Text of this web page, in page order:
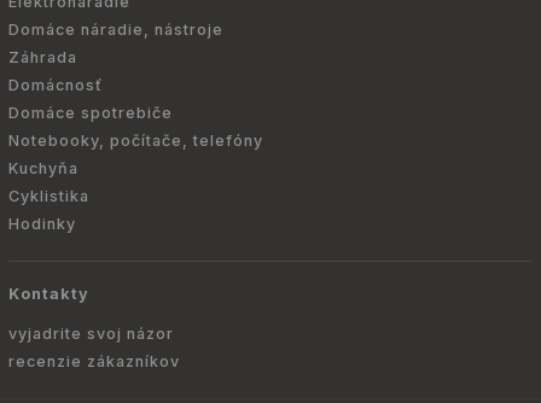
Domáce náradie, nástroje
Záhrada
Domácnosť
Domáce spotrebiče
Notebooky, počítače, telefóny
Kuchyňa
Cyklistika
Hodinky
Kontakty
vyjadrite svoj názor
recenzie zákazníkov